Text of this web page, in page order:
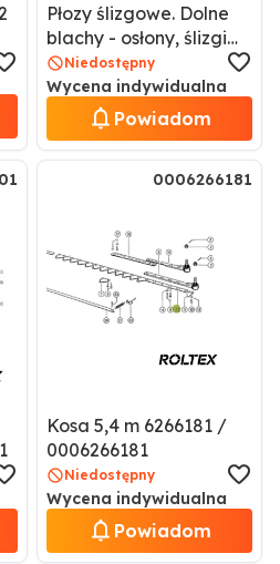
Płozy ślizgowe. Dolne
blachy - osłony, ślizgi
hedera 0005192961 /
5192961
Niedostępny
Wycena indywidualna
Powiadom
0006266181
Kosa 5,4 m 6266181 /
0006266181
Niedostępny
Wycena indywidualna
Powiadom